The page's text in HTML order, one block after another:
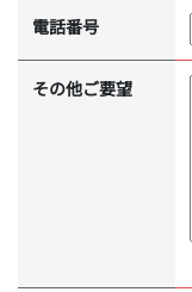
電話番号
その他ご要望